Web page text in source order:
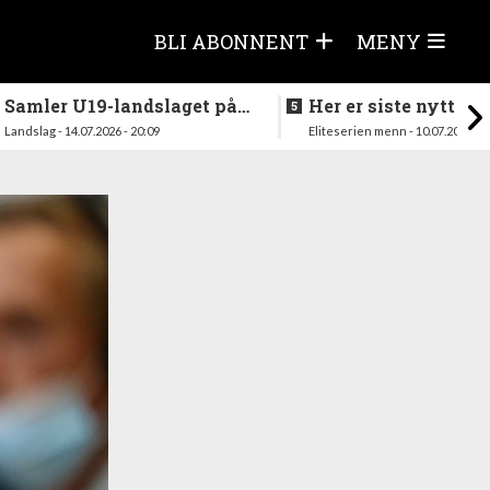
BLI ABONNENT MENY
Samler U19-landslaget på
nytt i august
Landslag - 14.07.2026 - 20:09
Her er siste nytt
season
Eliteserien menn - 10.07.2026 -